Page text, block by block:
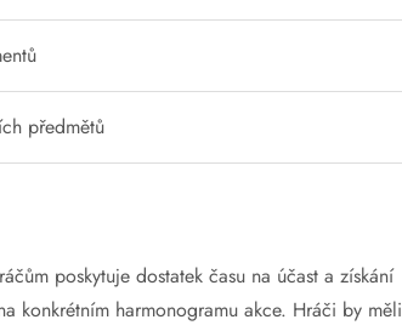
předmětů
poskytuje dostatek času na účast a získání
konkrétním harmonogramu akce. Hráči by měli